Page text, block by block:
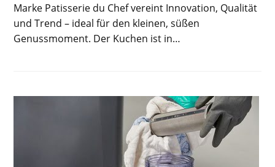
Marke Patisserie du Chef vereint Innovation, Qualität
und Trend – ideal für den kleinen, süßen
Genussmoment. Der Kuchen ist in…